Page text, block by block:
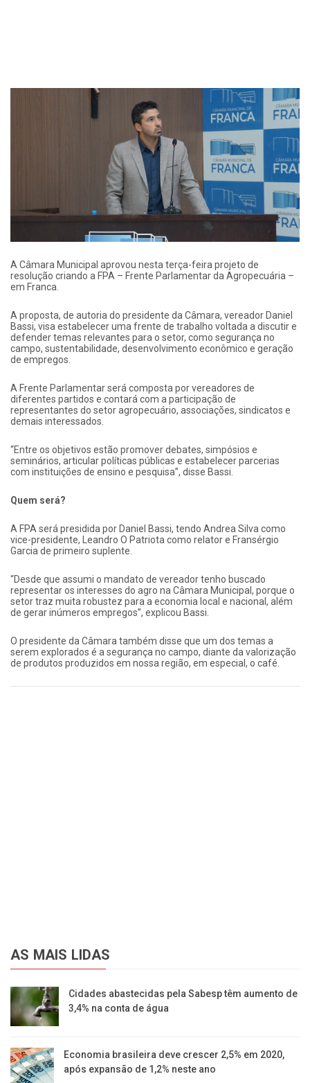
A Câmara Municipal aprovou nesta terça-feira projeto de
resolução criando a FPA – Frente Parlamentar da Agropecuária –
em Franca.
A proposta, de autoria do presidente da Câmara, vereador Daniel
Bassi, visa estabelecer uma frente de trabalho voltada a discutir e
defender temas relevantes para o setor, como segurança no
campo, sustentabilidade, desenvolvimento econômico e geração
de empregos.
A Frente Parlamentar será composta por vereadores de
diferentes partidos e contará com a participação de
representantes do setor agropecuário, associações, sindicatos e
demais interessados.
“Entre os objetivos estão promover debates, simpósios e
seminários, articular políticas públicas e estabelecer parcerias
com instituições de ensino e pesquisa”, disse Bassi.
Quem será?
A FPA será presidida por Daniel Bassi, tendo Andrea Silva como
vice-presidente, Leandro O Patriota como relator e Fransérgio
Garcia de primeiro suplente.
“Desde que assumi o mandato de vereador tenho buscado
representar os interesses do agro na Câmara Municipal, porque o
setor traz muita robustez para a economia local e nacional, além
de gerar inúmeros empregos”, explicou Bassi.
O presidente da Câmara também disse que um dos temas a
serem explorados é a segurança no campo, diante da valorização
de produtos produzidos em nossa região, em especial, o café.
AS MAIS LIDAS
Cidades abastecidas pela Sabesp têm aumento de
3,4% na conta de água
Economia brasileira deve crescer 2,5% em 2020,
após expansão de 1,2% neste ano